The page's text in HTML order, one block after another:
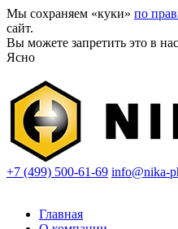
Мы сохраняем «куки» по
сайт.
Вы можете запретить это в
Ясно
+7 (499) 500-61-69 info@nika-
Главная